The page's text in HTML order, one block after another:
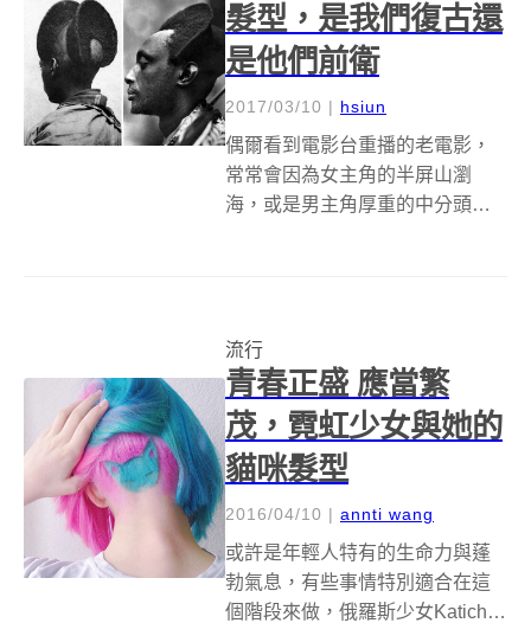
髮型，是我們復古還
是他們前衛
2017/03/10 | hsiun
偶爾看到電影台重播的老電影，
常常會因為女主角的半屏山瀏
海，或是男主角厚重的中分頭而
趴的髮型，男性和未婚女性把兩
側的頭髮削...
流行
青春正盛 應當繁
茂，霓虹少女與她的
貓咪髮型
2016/04/10 | annti wang
或許是年輕人特有的生命力與蓬
勃氣息，有些事情特別適合在這
個階段來做，俄羅斯少女Katichka